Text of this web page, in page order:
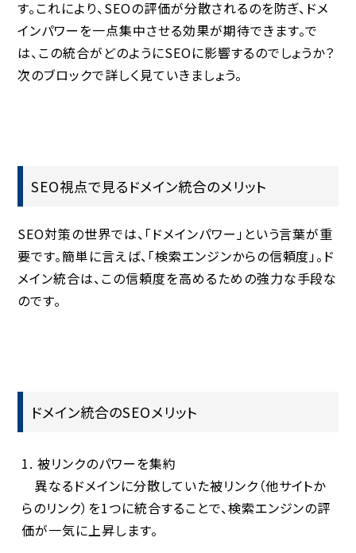
す。これにより、SEOの評価が分散されるのを防ぎ、ドメ
インパワーを一点集中させる効果が期待できます。で
は、この統合がどのようにSEOに影響するのでしょうか？
次のブロックで詳しく見ていきましょう。
SEO視点で見るドメイン統合のメリット
SEO対策の世界では、「ドメインパワー」という言葉が重
要です。簡単に言えば、「検索エンジンからの信頼度」。ド
メイン統合は、この信頼度を高めるための強力な手段な
のです。
ドメイン統合のSEOメリット
被リンクのパワーを集約
異なるドメインに分散していた被リンク（他サイトか
らのリンク）を1つに統合することで、検索エンジンの評
価が一気に上昇します。